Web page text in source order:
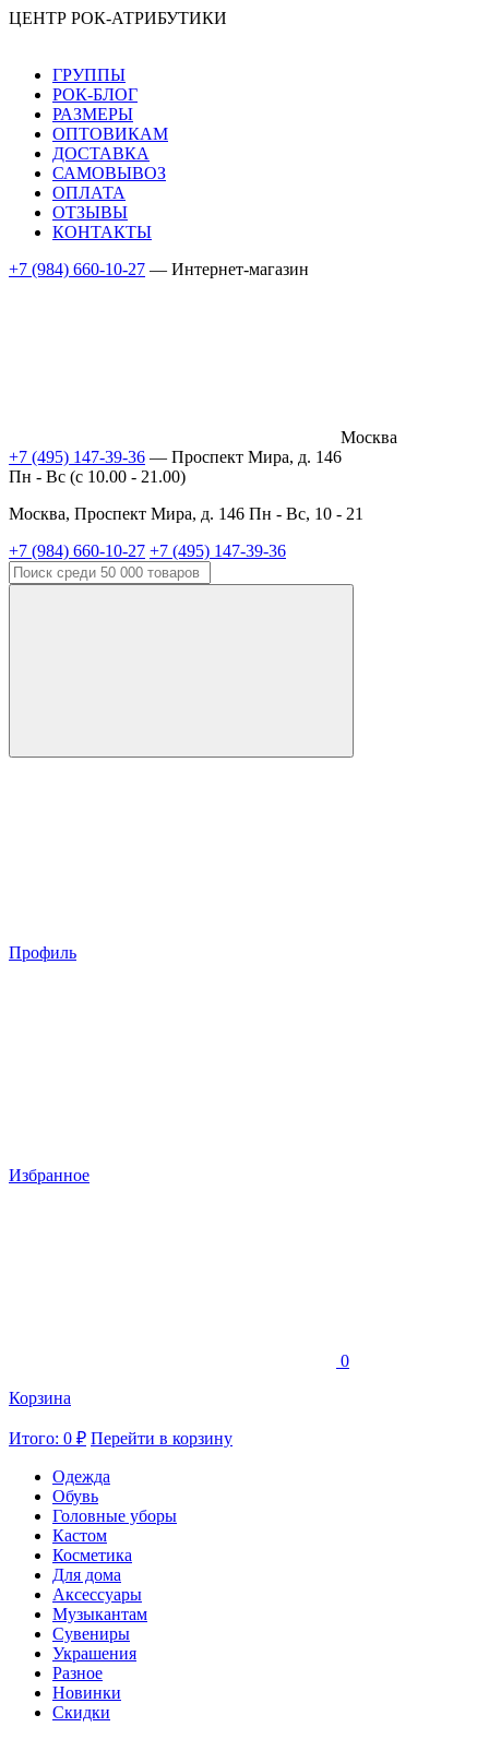
ЦЕНТР РОК-АТРИБУТИКИ
ГРУППЫ
РОК-БЛОГ
РАЗМЕРЫ
ОПТОВИКАМ
ДОСТАВКА
САМОВЫВОЗ
ОПЛАТА
ОТЗЫВЫ
КОНТАКТЫ
+7 (984) 660-10-27 — Интернет-магазин
Москва
+7 (495) 147-39-36 — Проспект Мира, д. 146
Пн - Вс (c 10.00 - 21.00)
Москва, Проспект Мира, д. 146 Пн - Вс, 10 - 21
+7 (984) 660-10-27 +7 (495) 147-39-36
Профиль
Избранное
0
Корзина
Итого: 0 ₽ Перейти в корзину
Одежда
Обувь
Головные уборы
Кастом
Косметика
Для дома
Аксессуары
Музыкантам
Сувениры
Украшения
Разное
Новинки
Скидки